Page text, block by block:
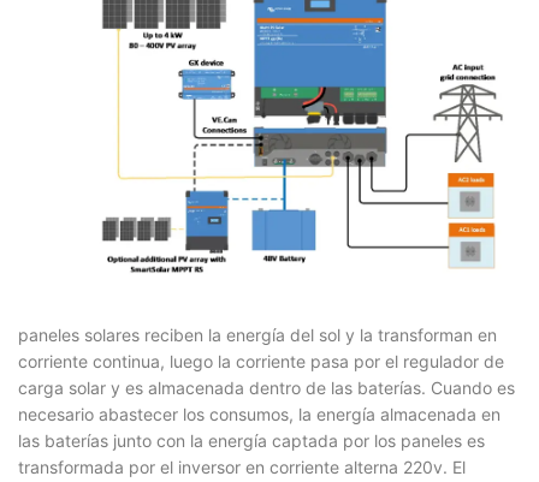
paneles solares reciben la energía del sol y la transforman en
corriente continua, luego la corriente pasa por el regulador de
carga solar y es almacenada dentro de las baterías. Cuando es
necesario abastecer los consumos, la energía almacenada en
las baterías junto con la energía captada por los paneles es
transformada por el inversor en corriente alterna 220v. El